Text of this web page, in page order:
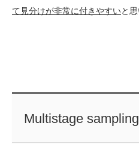
て見分けが非常に付きやすいと思
Multistage